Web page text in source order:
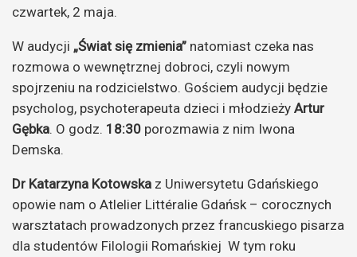
czwartek, 2 maja.
W audycji „Świat się zmienia” natomiast czeka nas
rozmowa o wewnętrznej dobroci, czyli nowym
spojrzeniu na rodzicielstwo. Gościem audycji będzie
psycholog, psychoterapeuta dzieci i młodzieży Artur
Gębka. O godz. 18:30 porozmawia z nim Iwona
Demska.
Dr Katarzyna Kotowska z Uniwersytetu Gdańskiego
opowie nam o Atlelier Littéralie Gdańsk – corocznych
warsztatach prowadzonych przez francuskiego pisarza
dla studentów Filologii Romańskiej W tym roku